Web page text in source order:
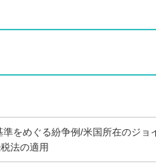
をめぐる紛争例/米国所在のジョ
法の適用